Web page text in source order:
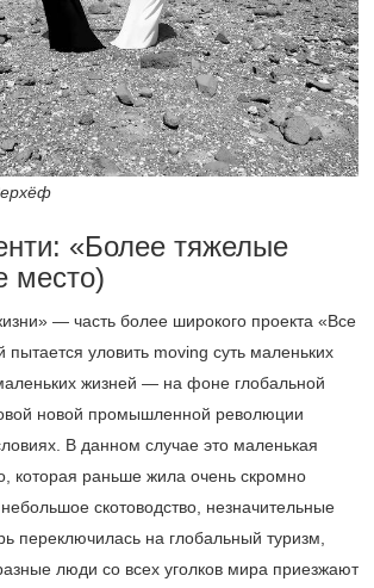
«Более тяжелые
место)
— часть более широкого проекта «Все
пытается уловить moving суть маленьких
жизней — на фоне глобальной
новой промышленной революции
В данном случае это маленькая
которая раньше жила очень скромно
скотоводство, незначительные
переключилась на глобальный туризм,
люди со всех уголков мира приезжают